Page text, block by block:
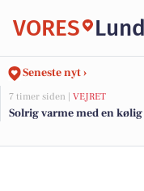
VORES
Seneste nyt ›
7 timer siden | VEJRET
Solrig varme med en